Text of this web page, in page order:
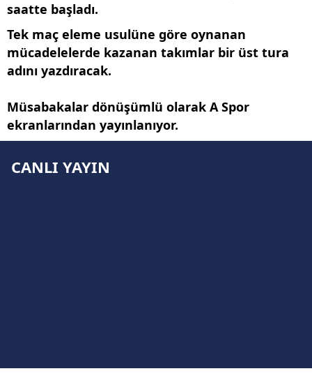
saatte başladı.
Tek maç eleme usulüne göre oynanan
mücadelelerde kazanan takımlar bir üst tura
adını yazdıracak.
Müsabakalar dönüşümlü olarak A Spor
ekranlarından yayınlanıyor.
CANLI YAYIN